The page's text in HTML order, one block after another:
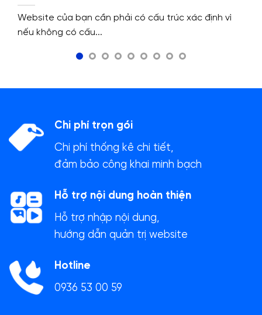
cấu trúc website.
Website của bạn cần phải có cấu trúc xác định vì
nếu không có cấu...
Chi phí trọn gói
Chi phí thống kê chi tiết,
đảm bảo công khai minh bạch
Hỗ trợ nội dung hoàn thiện
Hỗ trợ nhập nội dung,
hướng dẫn quản trị website
Hotline
0936 53 00 59